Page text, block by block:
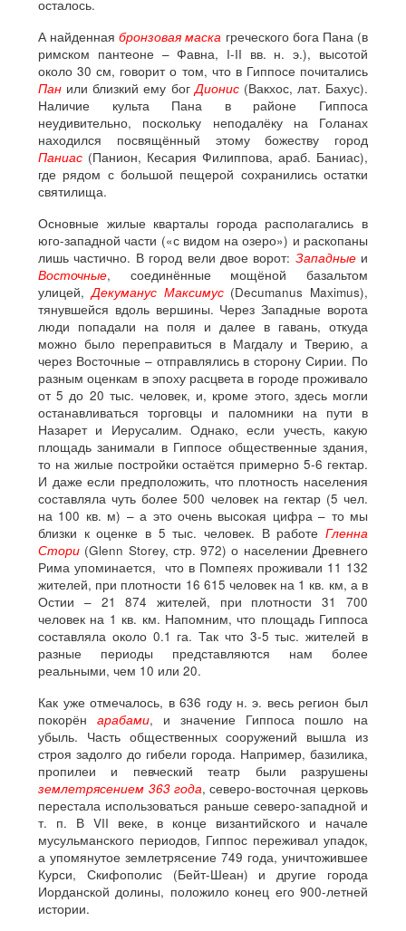
осталось.
А найденнаябронзовая маска греческого бога Пана (в
римском пантеоне – Фавна, I-II вв. н. э.), высотой
около 30 см, говорит о том, что в Гиппосе почитались
Пан или близкий ему богДионис(Вакхос, лат. Бахус).
Наличие культа Пана в районе Гиппоса
неудивительно, поскольку неподалёку на Голанах
находился посвящённый этому божеству город
Паниас (Панион, Кесария Филиппова, араб. Баниас),
где рядом с большой пещерой сохранились остатки
святилища.
Основные жилые кварталы города располагались в
юго-западной части («с видом на озеро») и раскопаны
лишь частично. В город вели двое ворот: Западныеи
Восточные, соединённые мощёной базальтом
улицей,Декуманус Максимус (Decumanus Maximus),
тянувшейся вдоль вершины. Через Западные ворота
люди попадали на поля и далее в гавань, откуда
можно было переправиться в Магдалу и Тверию, а
через Восточные – отправлялись в сторону Сирии. По
разным оценкам в эпоху расцвета в городе проживало
от 5 до 20 тыс. человек, и, кроме этого, здесь могли
останавливаться торговцы и паломники на пути в
Назарет и Иерусалим. Однако, если учесть, какую
площадь занимали в Гиппосе общественные здания,
то на жилые постройки остаётся примерно 5-6 гектар.
И даже если предположить, что плотность населения
составляла чуть более 500 человек на гектар (5 чел.
на 100 кв. м) – а это очень высокая цифра – то мы
близки к оценке в 5 тыс. человек. В работе Гленна
Стори (Glenn Storey, стр. 972) о населении Древнего
Рима упоминается, что в Помпеях проживали 11 132
жителей, при плотности 16 615 человек на 1 кв. км, а в
Остии – 21 874 жителей, при плотности 31 700
человек на 1 кв. км. Напомним, что площадь Гиппоса
составляла около 0.1 га. Так что 3-5 тыс. жителей в
разные периоды представляются нам более
реальными, чем 10 или 20.
Как уже отмечалось, в 636 году н. э. весь регион был
покорёнарабами, и значение Гиппоса пошло на
убыль. Часть общественных сооружений вышла из
строя задолго до гибели города. Например, базилика,
пропилеи и певческий театр были разрушены
землетрясением 363 года, северо-восточная церковь
перестала использоваться раньше северо-западной и
т. п. В VII веке, в конце византийского и начале
мусульманского периодов, Гиппос переживал упадок,
а упомянутое землетрясение 749 года, уничтожившее
Курси, Скифополис (Бейт-Шеан) и другие города
Иорданской долины, положило конец его 900-летней
истории.